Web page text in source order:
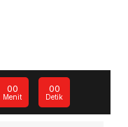
00
Menit
00
Detik